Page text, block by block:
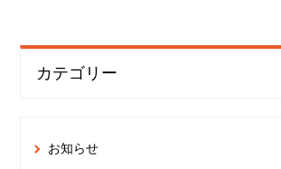
カテゴリー
お知らせ